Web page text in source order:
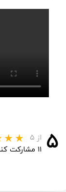
۵ از ۵
۱۱ مشارکت کننده